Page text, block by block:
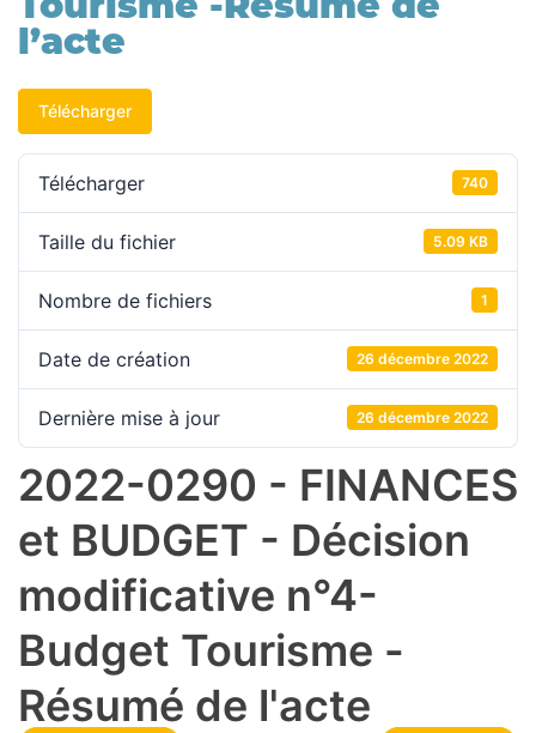
l’acte
Télécharger
Télécharger 740
Taille du fichier 5.09 KB
Nombre de fichiers 1
Date de création 26 décembre 2022
Dernière mise à jour 26 décembre 2022
2022-0290 - FINANCES
et BUDGET - Décision
modificative n°4-
Budget Tourisme -
Résumé de l'acte